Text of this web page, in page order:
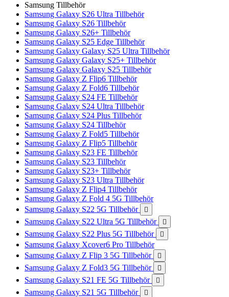
Samsung Tillbehör
Samsung Galaxy S26 Ultra Tillbehör
Samsung Galaxy S26 Tillbehör
Samsung Galaxy S26+ Tillbehör
Samsung Galaxy S25 Edge Tillbehör
Samsung Galaxy Galaxy S25 Ultra Tillbehör
Samsung Galaxy Galaxy S25+ Tillbehör
Samsung Galaxy Galaxy S25 Tillbehör
Samsung Galaxy Z Flip6 Tillbehör
Samsung Galaxy Z Fold6 Tillbehör
Samsung Galaxy S24 FE Tillbehör
Samsung Galaxy S24 Ultra Tillbehör
Samsung Galaxy S24 Plus Tillbehör
Samsung Galaxy S24 Tillbehör
Samsung Galaxy Z Fold5 Tillbehör
Samsung Galaxy Z Flip5 Tillbehör
Samsung Galaxy S23 FE Tillbehör
Samsung Galaxy S23 Tillbehör
Samsung Galaxy S23+ Tillbehör
Samsung Galaxy S23 Ultra Tillbehör
Samsung Galaxy Z Flip4 Tillbehör
Samsung Galaxy Z Fold 4 5G Tillbehör
Samsung Galaxy S22 5G Tillbehör

Samsung Galaxy S22 Ultra 5G Tillbehör 
Samsung Galaxy S22 Plus 5G Tillbehör 
Samsung Galaxy Xcover6 Pro Tillbehör
Samsung Galaxy Z Flip 3 5G Tillbehör

Samsung Galaxy Z Fold3 5G Tillbehör 
Samsung Galaxy S21 FE 5G Tillbehör 
Samsung Galaxy S21 5G Tillbehör 